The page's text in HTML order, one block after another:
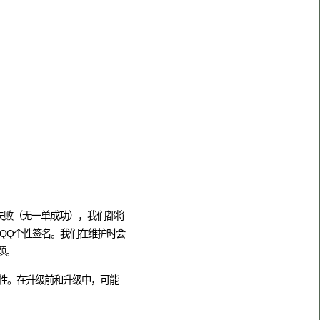
（无一单成功），我们都将
个性签名。我们在维护时会
。在升级前和升级中，可能